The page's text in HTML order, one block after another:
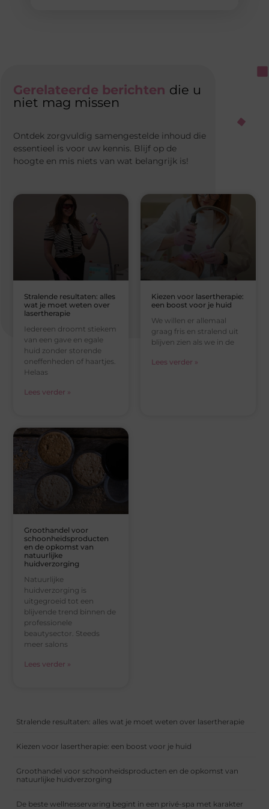
Gerelateerde berichten die u
niet mag missen
Ontdek zorgvuldig samengestelde inhoud die
essentieel is voor uw kennis. Blijf op de
hoogte en mis niets van wat belangrijk is!
Stralende resultaten: alles
wat je moet weten over
lasertherapie
Iedereen droomt stiekem
van een gave en egale
huid zonder storende
oneffenheden of haartjes.
Helaas
Lees verder »
Kiezen voor lasertherapie:
een boost voor je huid
We willen er allemaal
graag fris en stralend uit
blijven zien als we in de
Lees verder »
Groothandel voor
schoonheidsproducten
en de opkomst van
natuurlijke
huidverzorging
Natuurlijke
huidverzorging is
uitgegroeid tot een
blijvende trend binnen de
professionele
beautysector. Steeds
meer salons
Lees verder »
Stralende resultaten: alles wat je moet weten over lasertherapie
Kiezen voor lasertherapie: een boost voor je huid
Groothandel voor schoonheidsproducten en de opkomst van
natuurlijke huidverzorging
De beste wellnesservaring begint in een privé-spa met karakter